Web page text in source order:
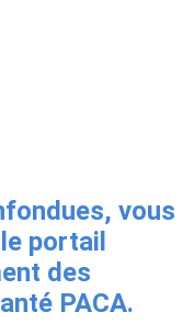
vous
portail
des
PACA.